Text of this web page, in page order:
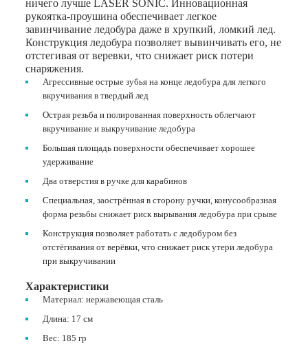
ничего лучше LASER SONIC. Инновационная
рукоятка-проушина обеспечивает легкое
завинчивание ледобура даже в хрупкий, ломкий лед.
Конструкция ледобура позволяет вывинчивать его, не
отстегивая от веревки, что снижает риск потери
снаряжения.
Агрессивные острые зубья на конце ледобура для легкого
вкручивания в твердый лед
Острая резьба и полированная поверхность облегчают
вкручивание и выкручивание ледобура
Большая площадь поверхности обеспечивает хорошее
удерживание
Два отверстия в ручке для карабинов
Специальная, заострённая в сторону ручки, конусообразная
форма резьбы снижает риск вырывания ледобура при срыве
Конструкция позволяет работать с ледобуром без
отстёгивания от верёвки, что снижает риск утери ледобура
при выкручивании
Характеристики
Материал: нержавеющая сталь
Длина: 17 см
Вес: 185 гр